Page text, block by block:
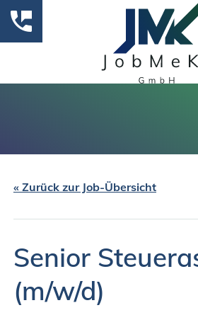
« Zurück zur Job-Übersicht
Senior
(m/w/d)